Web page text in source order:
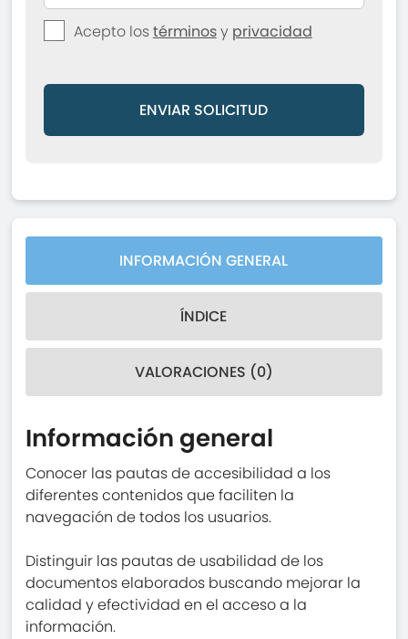
Acepto lostérminosy privacidad
ENVIAR SOLICITUD
INFORMACIÓN GENERAL
ÍNDICE
VALORACIONES (0)
Información general
Conocer las pautas de accesibilidad a los
diferentes contenidos que faciliten la
navegación de todos los usuarios.
Distinguir las pautas de usabilidad de los
documentos elaborados buscando mejorar la
calidad y efectividad en el acceso a la
información.